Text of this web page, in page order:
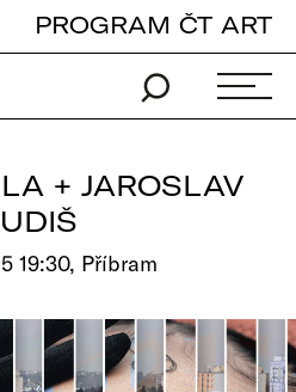
PROGRAM ČT ART
+ JAROSLAV
19:30, Příbram